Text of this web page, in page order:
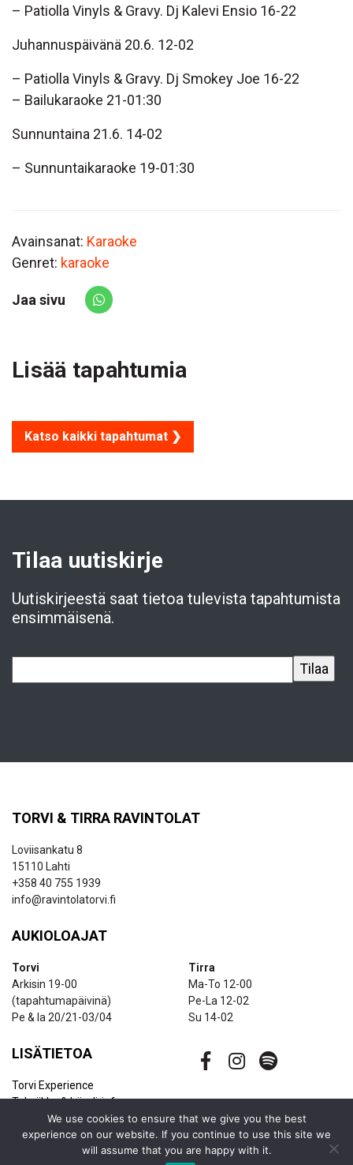
– Patiolla Vinyls & Gravy. Dj Kalevi Ensio 16-22
Juhannuspäivänä 20.6. 12-02
– Patiolla Vinyls & Gravy. Dj Smokey Joe 16-22
– Bailukaraoke 21-01:30
Sunnuntaina 21.6. 14-02
– Sunnuntaikaraoke 19-01:30
Avainsanat: Karaoke
Genret: karaoke
Jaa sivu
Share via Whatsapp
Lisää tapahtumia
Katso kaikki tapahtumat ❯
Tilaa uutiskirje
Uutiskirjeestä saat tietoa tulevista tapahtumista
ensimmäisenä.
TORVI & TIRRA RAVINTOLAT
Loviisankatu 8
15110 Lahti
+358 40 755 1939
info@ravintolatorvi.fi
AUKIOLOAJAT
Torvi
Arkisin 19-00
(tapahtumapäivinä)
Pe & la 20/21-03/04
Tirra
Ma-To 12-00
Pe-La 12-02
Su 14-02
LISÄTIETOA
Torvi Experience
Tekniikka & bändi-info
Ravintolapalvelut
Uutiskirje
We use cookies to ensure that we give you the best
experience on our website. If you continue to use this site we
will assume that you are happy with it.